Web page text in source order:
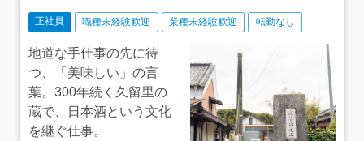
につけて、市場価値を高めて、自分で仕事や働く環境を自
インフラ分野の様々な業務を丸ごと任されている超長期案
件が多いので、案件を変えることなく様々な業務にチャレ
ンジできるのが当社の特徴。同じ案件内に当社の仲間がい
るため、困ったときはいつでも助け合うこともできて、安
心です。
正社員 職種未経験歓迎 業種未経験歓迎 転勤なし
地道な手仕事の先に待
つ、「美味しい」の言
葉。300年続く久留里の
蔵で、日本酒という文化
を継ぐ仕事。